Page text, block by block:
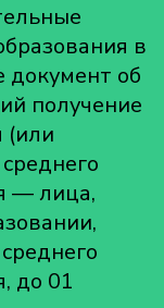
в
об
получение
(или
— лица,
до 01